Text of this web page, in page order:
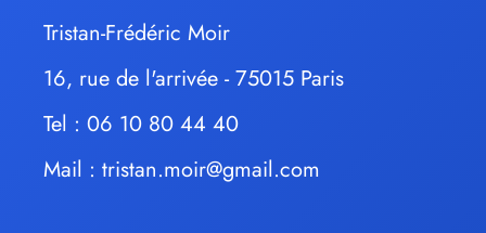
Tristan-Frédéric Moir
16, rue de l'arrivée - 75015 Paris
Tel : 06 10 80 44 40
Mail : tristan.moir@gmail.com